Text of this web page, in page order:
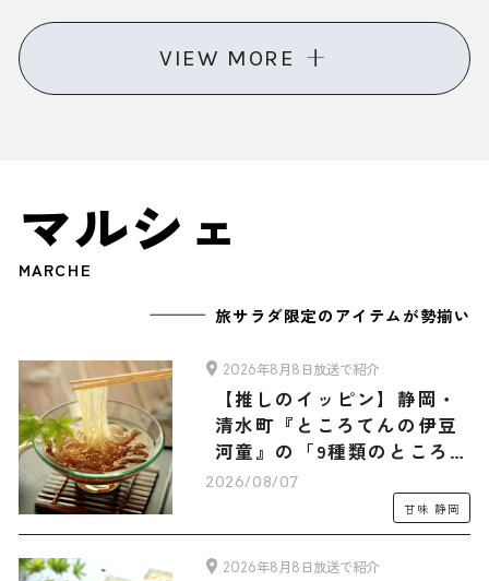
VIEW MORE
マルシェ
MARCHE
旅サラダ限定のアイテムが勢揃い
2026年8月8日放送で紹介
【推しのイッピン】静岡・
清水町『ところてんの伊豆
河童』の「9種類のところて
ん・3種類のあんみつ 旅サ
ラダマルシェオリジナルセ
ット」
2026/08/07
甘味 静岡
2026年8月8日放送で紹介